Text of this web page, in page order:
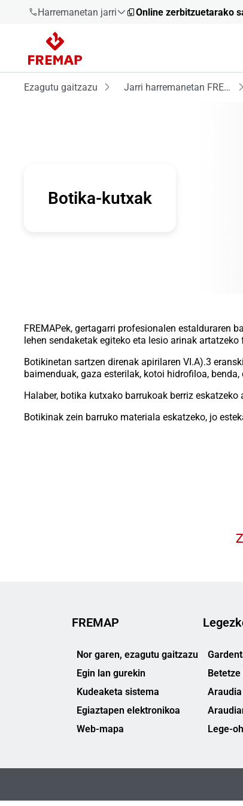
Harremanetan jarri
900 61 00
61
900 61 00
Online zerbitzuetarako
Ezagutu gaitzazu Jarri harremanetan FREMAPekin
Botika-kutxak
FREMAPek, gertagarri profesionalen estalduraren
lehen sendaketak egiteko eta lesio arinak
Botikinetan sartzen direnak apirilaren VI.A).3
baimenduak, gaza esterilak, kotoi hidrofiloa,
Halaber, botika kutxako barrukoak berriz
Botikinak zein barruko materiala eskatzeko, jo
FREMAP
Nor garen, ezagutu gaitzazu
Egin lan gurekin
Kudeaketa sistema
Egiaztapen elektronikoa
Web-mapa
Betetze
Araudia
Lege-